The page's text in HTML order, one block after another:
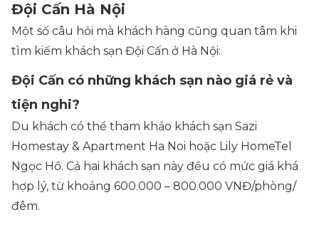
Đội Cấn Hà Nội
Một số câu hỏi mà khách hàng cũng quan tâm khi
tìm kiếm khách sạn Đội Cấn ở Hà Nội:
Đội Cấn có những khách sạn nào giá rẻ và
tiện nghi?
Du khách có thể tham khảo khách sạn Sazi
Homestay & Apartment Ha Noi hoặc Lily HomeTel
Ngọc Hồ. Cả hai khách sạn này đều có mức giá khá
hợp lý, từ khoảng 600.000 – 800.000 VNĐ/phòng/
đêm.